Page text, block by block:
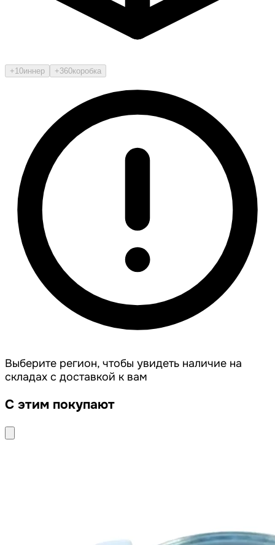
+10иннер +360коробка
Выберите регион, чтобы увидеть наличие на
складах с доставкой к вам
С этим покупают